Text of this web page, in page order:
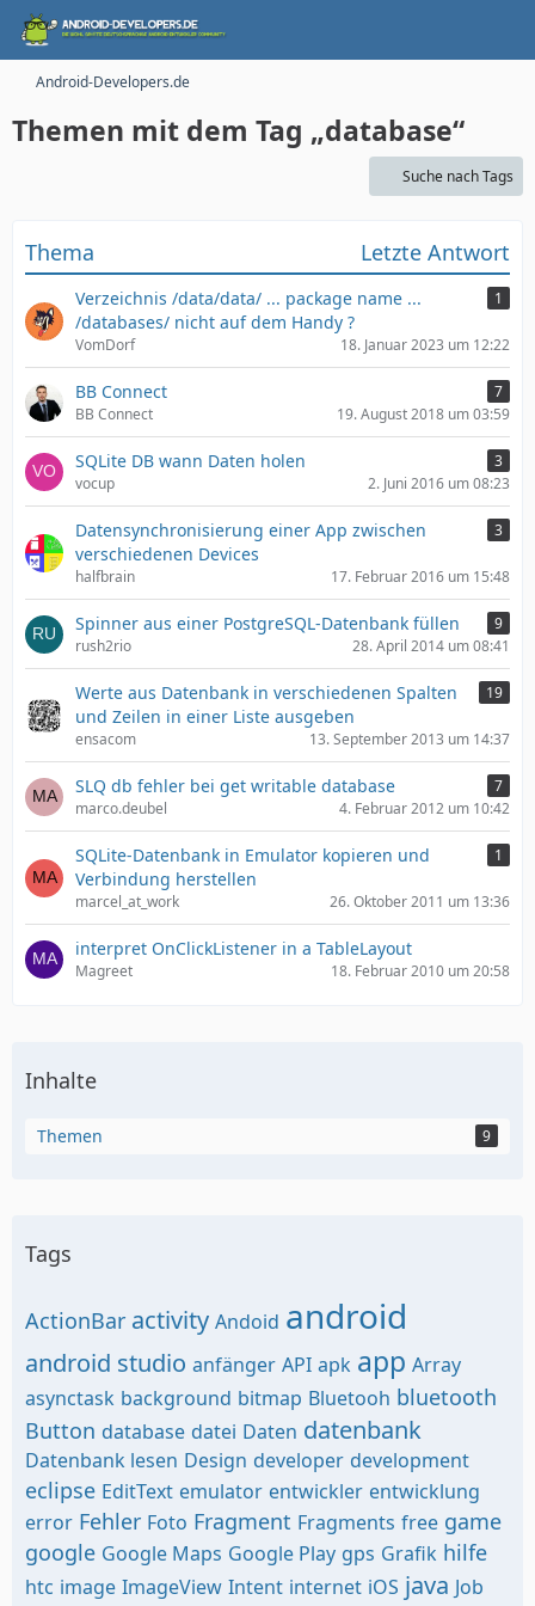
Android-Developers.de
Themen mit dem Tag „database“
Suche nach Tags
Thema Letzte Antwort
Verzeichnis /data/data/ ... package name ...
/databases/ nicht auf dem Handy ?
1
VomDorf 18. Januar 2023 um 12:22
BB Connect
7
BB Connect
19. August 2018 um 03:59
SQLite DB wann Daten holen
3
vocup
2. Juni 2016 um 08:23
Datensynchronisierung einer App zwischen
verschiedenen Devices
3
halfbrain 17. Februar 2016 um 15:48
Spinner aus einer PostgreSQL-Datenbank füllen
9
rush2rio
28. April 2014 um 08:41
Werte aus Datenbank in verschiedenen Spalten
und Zeilen in einer Liste ausgeben
19
ensacom 13. September 2013 um 14:37
SLQ db fehler bei get writable database
7
marco.deubel
4. Februar 2012 um 10:42
SQLite-Datenbank in Emulator kopieren und
Verbindung herstellen
1
marcel_at_work 26. Oktober 2011 um 13:36
interpret OnClickListener in a TableLayout
Magreet 18. Februar 2010 um 20:58
Inhalte
Themen 9
Tags
ActionBar activity Andoid android
android studio anfänger API apk app Array
asynctask background bitmap Bluetooh bluetooth
Button database datei Daten datenbank
Datenbank lesen Design developer development
eclipse EditText emulator entwickler entwicklung
error Fehler Foto Fragment Fragments free game
google Google Maps Google Play gps Grafik hilfe
htc image ImageView Intent internet iOS java Job